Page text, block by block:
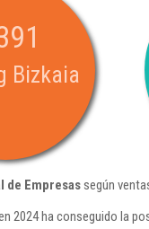
Bizkaia
de Empresassegún
2024 ha conseguido la